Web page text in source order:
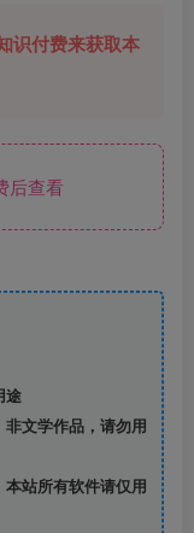
识付费来获取本
后查看
途
文学作品，请勿用
站所有软件请仅用